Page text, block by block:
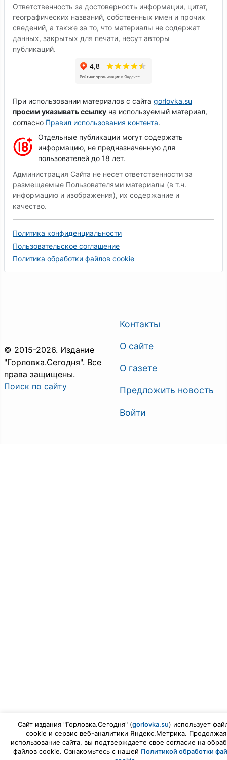
Ответственность за достоверность информации, цитат,
географических названий, собственных имен и прочих
сведений, а также за то, что материалы не содержат
данных, закрытых для печати, несут авторы
публикаций.
При использовании материалов с сайта gorlovka.su
просим указывать ссылку на используемый материал,
согласно Правил использования контента.
Отдельные публикации могут содержать
информацию, не предназначенную для
пользователей до 18 лет.
Администрация Сайта не несет ответственности за
размещаемые Пользователями материалы (в т.ч.
информацию и изображения), их содержание и
качество.
Политика конфиденциальности
Пользовательское соглашение
Политика обработки файлов cookie
© 2015-2026. Издание
"Горловка.Сегодня". Все
права защищены.
Поиск по сайту
Контакты
О сайте
О газете
Предложить новость
Войти
Сайт издания "Горловка.Сегодня" (gorlovka.su) использует
cookie и сервис веб-аналитики Яндекс.Метрика. Продолжая
использование сайта, вы подтверждаете свое согласие на
файлов cookie. Ознакомьтесь с нашей Политикой обработки